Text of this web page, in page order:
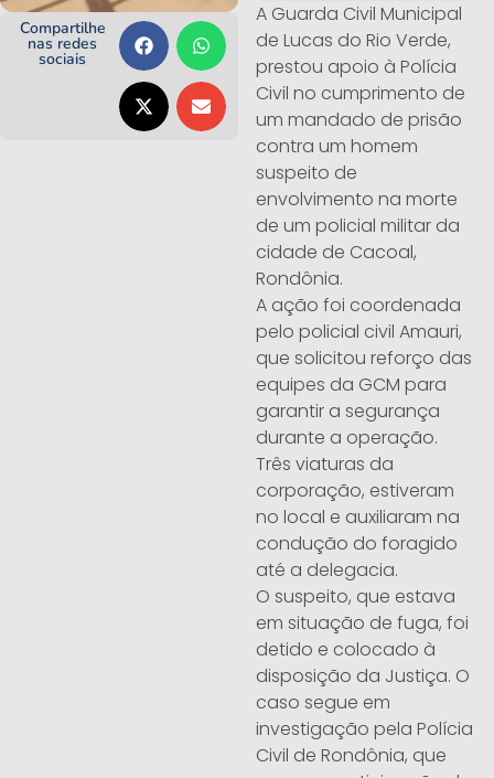
Compartilhe
nas redes
sociais
A Guarda Civil Municipal
de Lucas do Rio Verde,
prestou apoio à Polícia
Civil no cumprimento de
um mandado de prisão
contra um homem
suspeito de
envolvimento na morte
de um policial militar da
cidade de Cacoal,
Rondônia.
A ação foi coordenada
pelo policial civil Amauri,
que solicitou reforço das
equipes da GCM para
garantir a segurança
durante a operação.
Três viaturas da
corporação, estiveram
no local e auxiliaram na
condução do foragido
até a delegacia.
O suspeito, que estava
em situação de fuga, foi
detido e colocado à
disposição da Justiça. O
caso segue em
investigação pela Polícia
Civil de Rondônia, que